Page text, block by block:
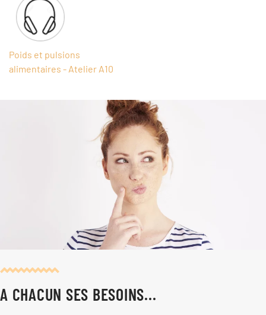
Poids et pulsions
alimentaires - Atelier A10
A CHACUN SES BESOINS...